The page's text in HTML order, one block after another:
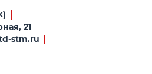
21
stm.ru